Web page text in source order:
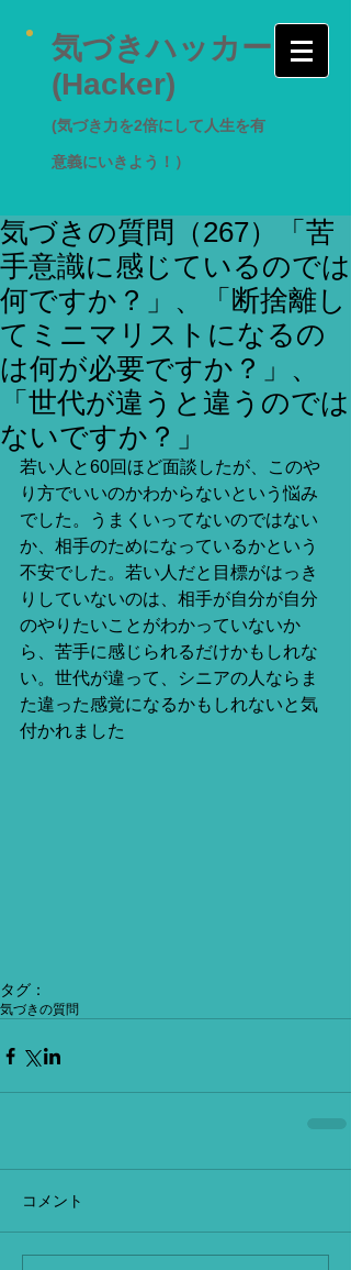
気づきハッカー
(Hacker)
(気づき力を2倍にして人生を有
意義にいきよう！）
気づきの質問（267）「苦
手意識に感じているのでは
何ですか？」、「断捨離し
てミニマリストになるの
は何が必要ですか？」、
「世代が違うと違うのでは
ないですか？」
若い人と60回ほど面談したが、このや
り方でいいのかわからないという悩み
でした。うまくいってないのではない
か、相手のためになっているかという
不安でした。若い人だと目標がはっき
りしていないのは、相手が自分が自分
のやりたいことがわかっていないか
ら、苦手に感じられるだけかもしれな
い。世代が違って、シニアの人ならま
た違った感覚になるかもしれないと気
付かれました
タグ：
気づきの質問
コメント